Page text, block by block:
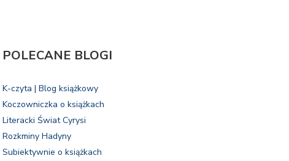
POLECANE BLOGI
K-czyta | Blog książkowy
Koczowniczka o książkach
Literacki Świat Cyrysi
Rozkminy Hadyny
Subiektywnie o książkach